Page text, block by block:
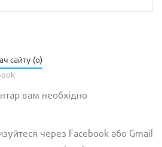
сайту (0)
вам необхідно
через Facebook або Gmail